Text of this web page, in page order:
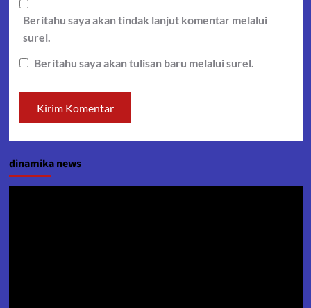
Beritahu saya akan tindak lanjut komentar melalui
surel.
Beritahu saya akan tulisan baru melalui surel.
dinamika news